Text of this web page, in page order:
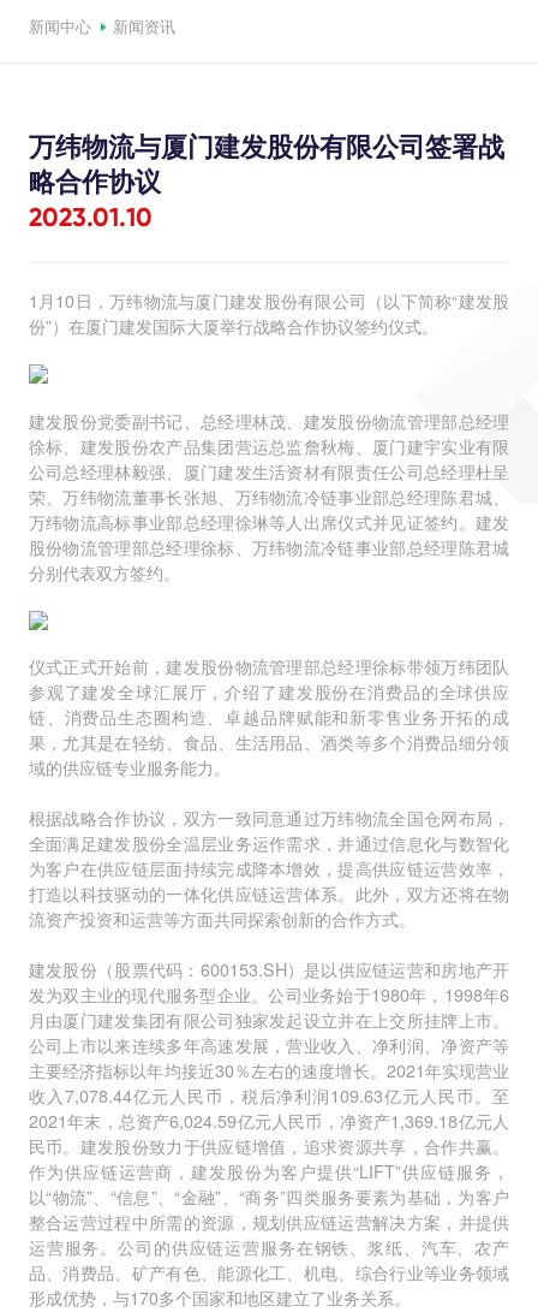
新闻中心 新闻资讯
万纬物流与厦门建发股份有限公司签署战
略合作协议
2023.01.10
1月10日，万纬物流与厦门建发股份有限公司（以下简称“建发股
份”）在厦门建发国际大厦举行战略合作协议签约仪式。
建发股份党委副书记、总经理林茂、建发股份物流管理部总经理
徐标、建发股份农产品集团营运总监詹秋梅、厦门建宇实业有限
公司总经理林毅强、厦门建发生活资材有限责任公司总经理杜呈
荣、万纬物流董事长张旭、万纬物流冷链事业部总经理陈君城、
万纬物流高标事业部总经理徐琳等人出席仪式并见证签约。建发
股份物流管理部总经理徐标、万纬物流冷链事业部总经理陈君城
分别代表双方签约。
仪式正式开始前，建发股份物流管理部总经理徐标带领万纬团队
参观了建发全球汇展厅，介绍了建发股份在消费品的全球供应
链、消费品生态圈构造、卓越品牌赋能和新零售业务开拓的成
果，尤其是在轻纺、食品、生活用品、酒类等多个消费品细分领
域的供应链专业服务能力。
根据战略合作协议，双方一致同意通过万纬物流全国仓网布局，
全面满足建发股份全温层业务运作需求，并通过信息化与数智化
为客户在供应链层面持续完成降本增效，提高供应链运营效率，
打造以科技驱动的一体化供应链运营体系。此外，双方还将在物
流资产投资和运营等方面共同探索创新的合作方式。
建发股份（股票代码：600153.SH）是以供应链运营和房地产开
发为双主业的现代服务型企业。公司业务始于1980年，1998年6
月由厦门建发集团有限公司独家发起设立并在上交所挂牌上市。
公司上市以来连续多年高速发展，营业收入、净利润、净资产等
主要经济指标以年均接近30％左右的速度增长。2021年实现营业
收入7,078.44亿元人民币，税后净利润109.63亿元人民币。至
2021年末，总资产6,024.59亿元人民币，净资产1,369.18亿元人
民币。建发股份致力于供应链增值，追求资源共享，合作共赢。
作为供应链运营商，建发股份为客户提供“LIFT”供应链服务，
以“物流”、“信息”、“金融”、“商务”四类服务要素为基础，为客户
整合运营过程中所需的资源，规划供应链运营解决方案，并提供
运营服务。公司的供应链运营服务在钢铁、浆纸、汽车、农产
品、消费品、矿产有色、能源化工、机电、综合行业等业务领域
形成优势，与170多个国家和地区建立了业务关系。